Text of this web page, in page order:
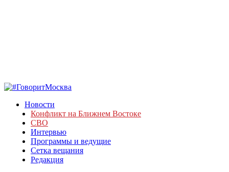
Новости
Конфликт на Ближнем Востоке
СВО
Интервью
Программы и ведущие
Сетка вещания
Редакция